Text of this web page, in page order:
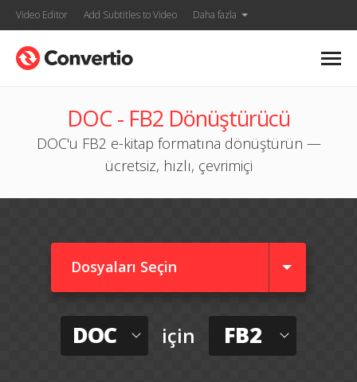
Video Editor Add Subtitles to Video Daha fazla
DOC - FB2 Dönüştürücü
DOC'u FB2 e-kitap formatına dönüştürün —
ücretsiz, hızlı, çevrimiçi
Dosyaları Seçin
DOC için FB2